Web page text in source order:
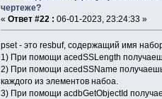
чертеже?
« Ответ #22 : 06-01-2023, 23:24:33 »
pset - это resbuf, содержащий имя
1) При помощи acedSSLength
2) При помощи acedSSName
каждого из элементов набоа.
3) При помощи acdbGetObjectId